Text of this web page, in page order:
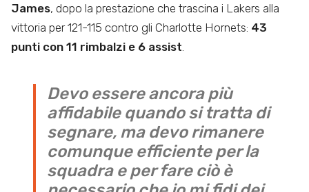
James, dopo la prestazione che trascina i Lakers alla
vittoria per 121-115 contro gli Charlotte Hornets: 43
punti con 11 rimbalzi e 6 assist
Devo essere ancora più
affidabile quando si tratta di
segnare, ma devo rimanere
comunque efficiente per la
squadra e per fare ciò è